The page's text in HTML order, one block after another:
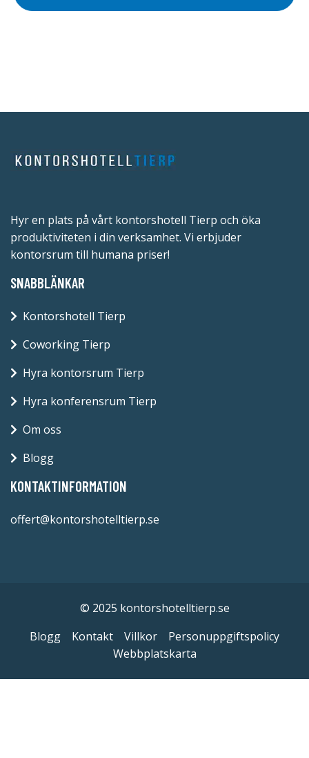
Hyr en plats på vårt kontorshotell Tierp och öka
produktiviteten i din verksamhet. Vi erbjuder
kontorsrum till humana priser!
SNABBLÄNKAR
Kontorshotell Tierp
Coworking Tierp
Hyra kontorsrum Tierp
Hyra konferensrum Tierp
Om oss
Blogg
KONTAKTINFORMATION
offert@kontorshotelltierp.se
© 2025 kontorshotelltierp.se
Blogg
Kontakt Villkor
Personuppgiftspolicy
Webbplatskarta